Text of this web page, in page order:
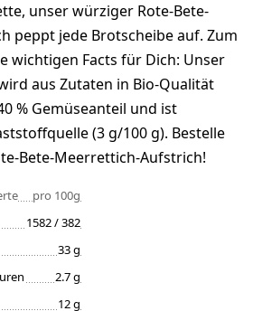
unser würziger Rote-Bete-
peppt jede Brotscheibe auf. Zum
wichtigen Facts für Dich: Unser
aus Zutaten in Bio-Qualität
% Gemüseanteil und ist
(3 g/100 g). Bestelle
Bete-Meerrettich-Aufstrich!
pro 100g
1582 / 382
33 g
2.7 g
12 g